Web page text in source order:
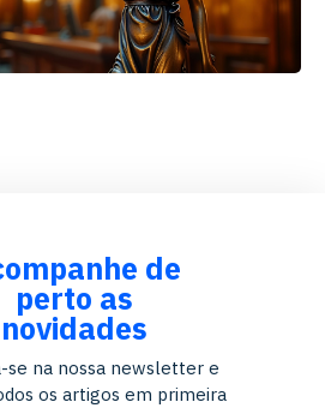
de
perto as
novidades
se na nossa newsletter e
os artigos em primeira